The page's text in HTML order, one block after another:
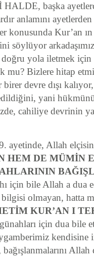
başka
anlamını ayetlerden
Kur’an ın
söylüyor
doğru yola iletmek
mu? Bizlere hitap
devre dışı
yani
cahiliye devrinin
ayetinde, Allah
HEM DE MÜMİN
için bile Allah a dua
olmayan, hatta
KUR’AN I
için dua bile
kendisine